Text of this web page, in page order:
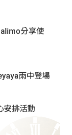
分享使
雨中登場
安排活動